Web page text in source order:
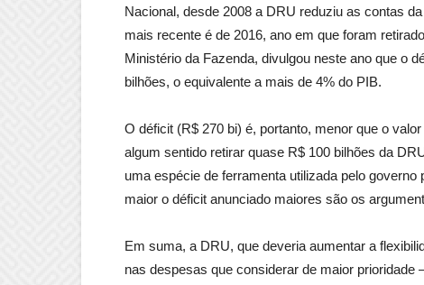
Nacional, desde 2008 a DRU reduziu as contas
mais recente é de 2016, ano em que foram
Ministério da Fazenda, divulgou neste ano que o
bilhões, o equivalente a mais de 4% do PIB.
O déficit (R$ 270 bi) é, portanto, menor que o
algum sentido retirar quase R$ 100 bilhões da
uma espécie de ferramenta utilizada pelo
maior o déficit anunciado maiores são os
Em suma, a DRU, que deveria aumentar a
nas despesas que considerar de maior prioridade